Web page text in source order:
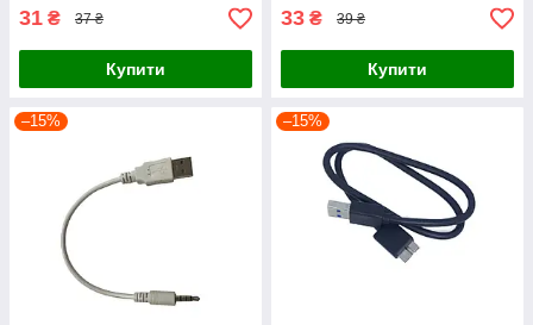
31 ₴ 37 ₴
Купити
33 ₴ 39 ₴
Купити
–15% –15%